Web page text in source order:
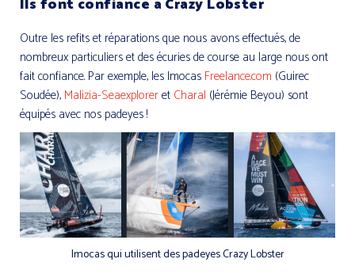
Outre les refits et réparations que nous avons effectués, de
nombreux particuliers et des écuries de course au large nous ont
fait confiance. Par exemple, les Imocas Freelance.com (Guirec
Soudée), Malizia-Seaexploreret Charal (Jérémie Beyou) sont
équipés avec nos padeyes !
Imocas qui utilisent des padeyes Crazy Lobster